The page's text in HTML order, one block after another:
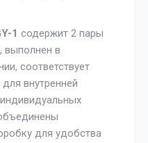
1 содержит 2 пары
выполнен в
соответствует
внутренней
для удобства